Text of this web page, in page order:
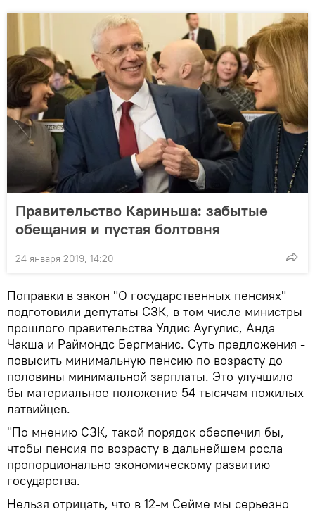
Правительство Кариньша: забытые
обещания и пустая болтовня
24 января 2019, 14:20
Поправки в закон "О государственных пенсиях"
подготовили депутаты СЗК, в том числе министры
прошлого правительства Улдис Аугулис, Анда
Чакша и Раймондс Бергманис. Суть предложения -
повысить минимальную пенсию по возрасту до
половины минимальной зарплаты. Это улучшило
бы материальное положение 54 тысячам пожилых
латвийцев.
"По мнению СЗК, такой порядок обеспечил бы,
чтобы пенсия по возрасту в дальнейшем росла
пропорционально экономическому развитию
государства.
Нельзя отрицать, что в 12-м Сейме мы серьезно